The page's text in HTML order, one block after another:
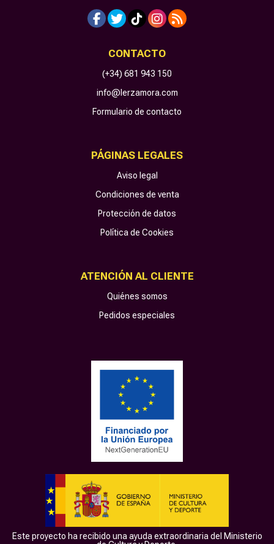
CONTACTO
(+34) 681 943 150
info@lerzamora.com
Formulario de contacto
PÁGINAS LEGALES
Aviso legal
Condiciones de venta
Protección de datos
Política de Cookies
ATENCIÓN AL CLIENTE
Quiénes somos
Pedidos especiales
Este proyecto ha recibido una ayuda extraordinaria del Ministerio